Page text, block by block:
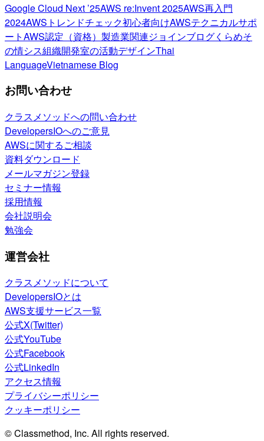
Google Cloud Next ’25AWS re:Invent 2025AWS再入門
2024AWSトレンドチェック初心者向けAWSテクニカルサポ
ートAWS認定（資格） 製造業関連ジョインブログくらめそ
の情シス組織開発室の活動デザインThai
LanguageVietnamese Blog
お問い合わせ
クラスメソッドへの問い合わせ
DevelopersIOへのご意見
AWSに関するご相談
資料ダウンロード
メールマガジン登録
セミナー情報
採用情報
会社説明会
勉強会
運営会社
クラスメソッドについて
DevelopersIOとは
AWS支援サービス一覧
公式X(Twitter)
公式YouTube
公式Facebook
公式LinkedIn
アクセス情報
プライバシーポリシー
クッキーポリシー
© Classmethod, Inc. All rights reserved.